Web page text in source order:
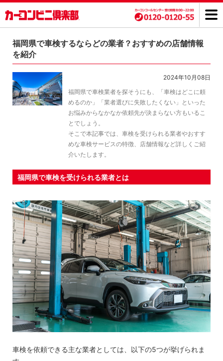
福岡県で車検するならどの業者？おすすめの店舗情報
を紹介
2024年10月08日
福岡県で車検業者を探そうにも、「車検はどこに頼
めるのか」「業者選びに失敗したくない」といった
お悩みからなかなか依頼先が決まらない方もいるこ
とでしょう。
そこで本記事では、車検を受けられる業者やおすす
めな車検サービスの特徴、店舗情報など詳しくご紹
介いたします。
福岡県で車検を受けられる業者とは
車検を依頼できる主な業者としては、以下の5つが挙げられま